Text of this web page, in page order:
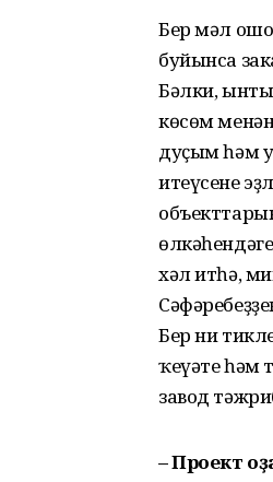
Бер мәл
буйынса
Бәлки,
көсөм
дуҫым һәм
итеүсене
хәл итһә,
Бер ни
ҡеүәте һәм
завод
– Проект